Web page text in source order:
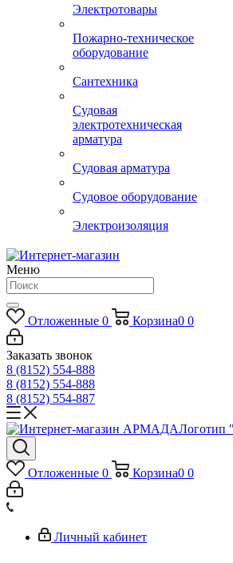
Электротовары
Пожарно-техническое
оборудование
Сантехника
Судовая
электротехническая
арматура
Судовая арматура
Судовое оборудование
Электроизоляция
Меню
Отложенные 0 Корзина0 0
Заказать звонок
8 (8152) 554-888
8 (8152) 554-888
8 (8152) 554-887
Логотип
Отложенные 0 Корзина0 0
Личный кабинет